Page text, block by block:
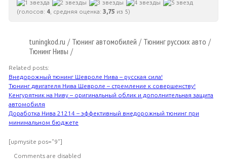
(голосов: 4 , средняя оценка: 3,75 из 5)
tuningkod.ru / Тюнинг автомобилей / Тюнинг русских авто /
Тюнинг Нивы /
Related posts:
Внедорожный тюнинг Шевроле Нива – русская сила!
Тюнинг двигателя Нива Шевроле – стремление к совершенству!
Кенгурятник на Ниву – оригинальный облик и дополнительная защита
автомобиля
Доработка Нива 21214 – эффективный внедорожный тюнинг при
минимальном бюджете
[upmysite pos="9"]
Comments are disabled